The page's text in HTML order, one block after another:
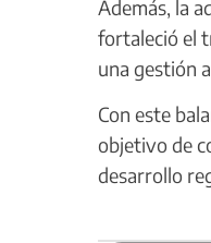
Además, la
fortaleció el
una gestión
Con este
objetivo de
desarrollo